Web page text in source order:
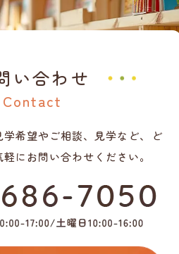
い合わせ
Contact
希望やご相談、見学など、ど
にお問い合わせください。